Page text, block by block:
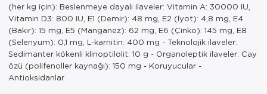
(her kg için): Beslenmeye dayalı ilaveler: Vitamin A: 30000 IU,
Vitamin D3: 800 IU, E1 (Demir): 48 mg, E2 (İyot): 4,8 mg, E4
(Bakır): 15 mg, E5 (Manganez): 62 mg, E6 (Çinko): 145 mg, E8
(Selenyum): 0,1 mg, L-karnitin: 400 mg - Teknolojik ilaveler:
Sedimanter kökenli klinoptilolit: 10 g - Organoleptik ilaveler: Cay
özü (polifenoller kaynağı): 150 mg - Koruyucular -
Antioksidanlar